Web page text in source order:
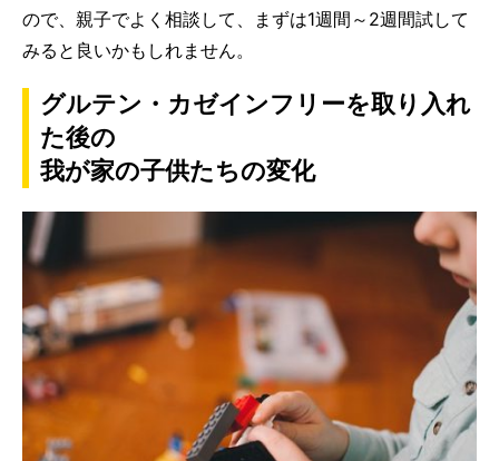
ので、親子でよく相談して、まずは1週間～2週間試して
みると良いかもしれません。
グルテン・カゼインフリーを取り入れ
た後の
我が家の子供たちの変化